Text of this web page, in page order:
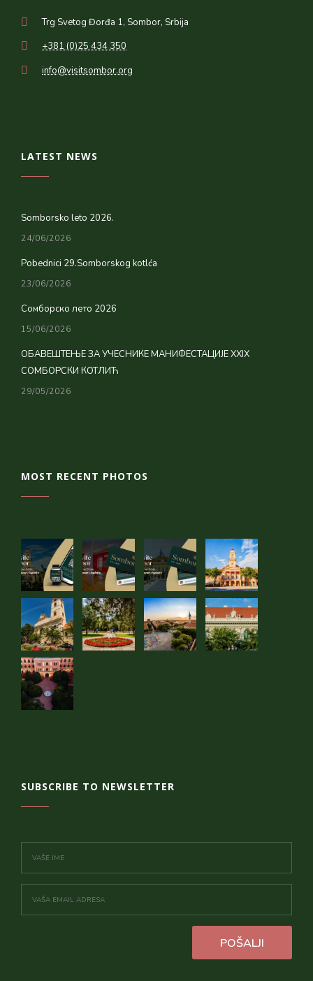
Trg Svetog Đorđa 1, Sombor, Srbija
+381 (0)25 434 350
info@visitsombor.org
LATEST NEWS
Somborsko leto 2026.
24/06/2026
Pobednici 29.Somborskog kotlća
23/06/2026
Сомборско лето 2026
15/06/2026
ОБАВЕШТЕЊЕ ЗА УЧЕСНИКЕ МАНИФЕСТАЦИЈЕ XXIX
СОМБОРСКИ КОТЛИЋ
29/05/2026
MOST RECENT PHOTOS
SUBSCRIBE TO NEWSLETTER
POŠALJI